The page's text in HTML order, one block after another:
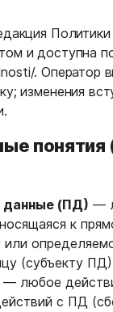
Политики
и доступна
. Оператор
изменения
понятия
данные (ПД) —
к
(субъекту
— любое
с ПД